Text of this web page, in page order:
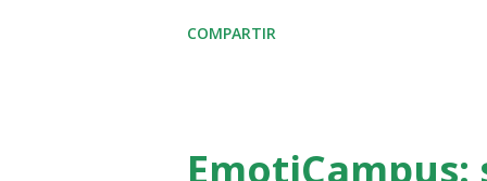
COMPARTIR